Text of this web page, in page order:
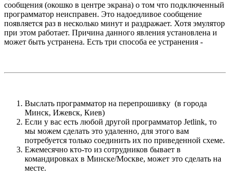
сообщения (окошко в центре экрана) о том что подключенный
программатор неисправен. Это надоедливое сообщение
появляется раз в несколько минут и раздражает. Хотя эмулятор
при этом работает. Причина данного явления установлена и
может быть устранена. Есть три способа ее устранения -
Выслать программатор на перепрошивку (в города
Минск, Ижевск, Киев)
Если у вас есть любой другой программатор Jetlink, то
мы можем сделать это удаленно, для этого вам
потребуется только соединить их по приведенной схеме.
Ежемесячно кто-то из сотрудников бывает в
командировках в Минске/Москве, может это сделать на
месте.